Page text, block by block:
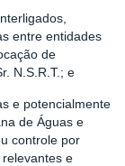
entre entidades
de
N.S.R.T.; e
e potencialmente
de Águas e
controle por
e